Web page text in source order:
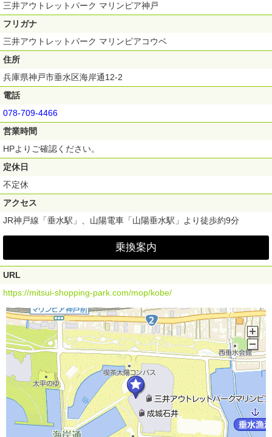
三井アウトレットパーク マリンピア神戸
フリガナ
三井アウトレットパーク マリンピアコウベ
住所
兵庫県神戸市垂水区海岸通12-2
電話
078-709-4466
営業時間
HPよりご確認ください。
定休日
不定休
アクセス
JR神戸線「垂水駅」、山陽電車「山陽垂水駅」より徒歩約9分
乗換案内
URL
https://mitsui-shopping-park.com/mop/kobe/